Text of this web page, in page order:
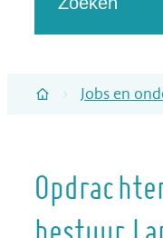
Startpagina
Jobs en